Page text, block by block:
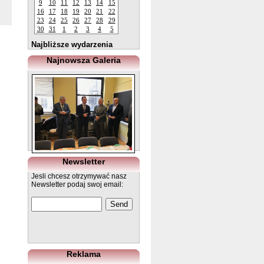
9
10 11 12 13 14
15
16
17 18 19 20 21
22
23
24 25 26 27 28
29
30
31 1 2 3 4 5
Najbliższe wydarzenia
Najnowsza Galeria
Newsletter
Jesli chcesz otrzymywać nasz
Newsletter podaj swoj email:
Reklama